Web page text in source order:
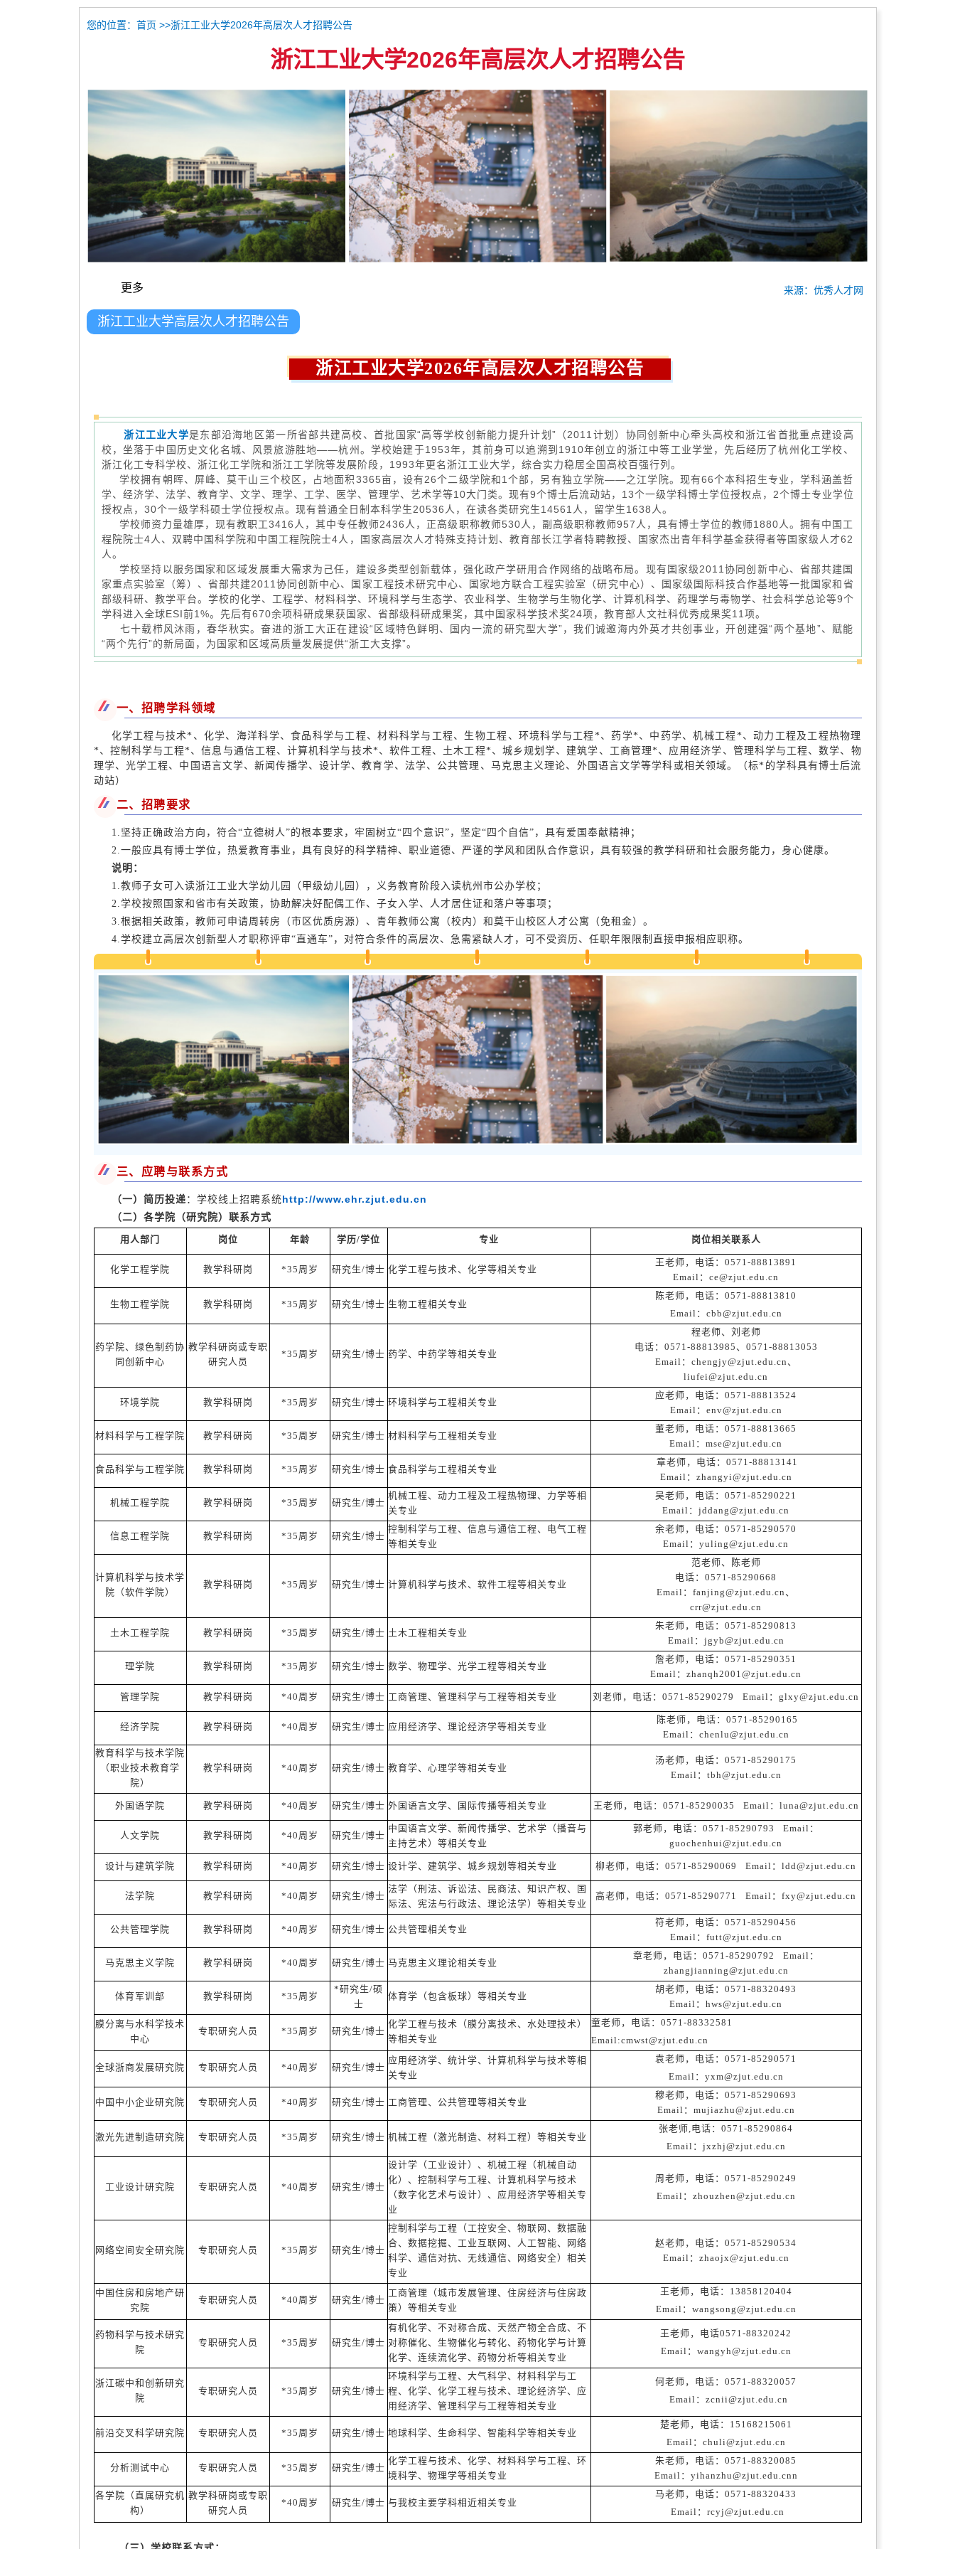
您的位置： 首页 >>浙江工业大学2026年高层次人才招聘公告
浙江工业大学2026年高层次人才招聘公告
更多 来源：优秀人才网
浙江工业大学高层次人才招聘公告
浙江工业大学2026年高层次人才招聘公告
浙江工业大学是东部沿海地区第一所省部共建高校、首批国家“高等学校创新能力提升计划”（2011计划）协同创新中心牵头高校和浙江省首批重点建设高
校，坐落于中国历史文化名城、风景旅游胜地——杭州。学校始建于1953年，其前身可以追溯到1910年创立的浙江中等工业学堂，先后经历了杭州化工学校、
浙江化工专科学校、浙江化工学院和浙江工学院等发展阶段，1993年更名浙江工业大学，综合实力稳居全国高校百强行列。
学校拥有朝晖、屏峰、莫干山三个校区，占地面积3365亩，设有26个二级学院和1个部，另有独立学院——之江学院。现有66个本科招生专业，学科涵盖哲
学、经济学、法学、教育学、文学、理学、工学、医学、管理学、艺术学等10大门类。现有9个博士后流动站，13个一级学科博士学位授权点，2个博士专业学位
授权点，30个一级学科硕士学位授权点。现有普通全日制本科学生20536人，在读各类研究生14561人，留学生1638人。
学校师资力量雄厚，现有教职工3416人，其中专任教师2436人，正高级职称教师530人，副高级职称教师957人，具有博士学位的教师1880人。拥有中国工
程院院士4人、双聘中国科学院和中国工程院院士4人，国家高层次人才特殊支持计划、教育部长江学者特聘教授、国家杰出青年科学基金获得者等国家级人才62
人。
学校坚持以服务国家和区域发展重大需求为己任，建设多类型创新载体，强化政产学研用合作网络的战略布局。现有国家级2011协同创新中心、省部共建国
家重点实验室（筹）、省部共建2011协同创新中心、国家工程技术研究中心、国家地方联合工程实验室（研究中心）、国家级国际科技合作基地等一批国家和省
部级科研、教学平台。学校的化学、工程学、材料科学、环境科学与生态学、农业科学、生物学与生物化学、计算机科学、药理学与毒物学、社会科学总论等9个
学科进入全球ESI前1%。先后有670余项科研成果获国家、省部级科研成果奖，其中国家科学技术奖24项，教育部人文社科优秀成果奖11项。
七十载栉风沐雨，春华秋实。奋进的浙工大正在建设“区域特色鲜明、国内一流的研究型大学”，我们诚邀海内外英才共创事业，开创建强“两个基地”、赋能
“两个先行”的新局面，为国家和区域高质量发展提供“浙工大支撑”。
一、招聘学科领域
化学工程与技术*、化学、海洋科学、食品科学与工程、材料科学与工程、生物工程、环境科学与工程*、药学*、中药学、机械工程*、动力工程及工程热物理
*、控制科学与工程*、信息与通信工程、计算机科学与技术*、软件工程、土木工程*、城乡规划学、建筑学、工商管理*、应用经济学、管理科学与工程、数学、物
理学、光学工程、中国语言文学、新闻传播学、设计学、教育学、法学、公共管理、马克思主义理论、外国语言文学等学科或相关领域。（标*的学科具有博士后流
动站）
二、招聘要求
1.坚持正确政治方向，符合“立德树人”的根本要求，牢固树立“四个意识”，坚定“四个自信”，具有爱国奉献精神；
2.一般应具有博士学位，热爱教育事业，具有良好的科学精神、职业道德、严谨的学风和团队合作意识，具有较强的教学科研和社会服务能力，身心健康。
说明：
1.教师子女可入读浙江工业大学幼儿园（甲级幼儿园），义务教育阶段入读杭州市公办学校；
2.学校按照国家和省市有关政策，协助解决好配偶工作、子女入学、人才居住证和落户等事项；
3.根据相关政策，教师可申请周转房（市区优质房源）、青年教师公寓（校内）和莫干山校区人才公寓（免租金）。
4.学校建立高层次创新型人才职称评审“直通车”，对符合条件的高层次、急需紧缺人才，可不受资历、任职年限限制直接申报相应职称。
三、应聘与联系方式
（一）简历投递 ：学校线上招聘系统http://www.ehr.zjut.edu.cn
（二）各学院（研究院）联系方式
用人部门 岗位 年龄 学历/学位 专业 岗位相关联系人
化学工程学院 教学科研岗 *35周岁 研究生/博士 化学工程与技术、化学等相关专业
王老师，电话：0571-88813891
Email：ce@zjut.edu.cn
生物工程学院 教学科研岗 *35周岁 研究生/博士 生物工程相关专业
陈老师，电话：0571-88813810
Email：cbb@zjut.edu.cn
药学院、绿色制药协
同创新中心
教学科研岗或专职
研究人员
*35周岁 研究生/博士 药学、中药学等相关专业
程老师、刘老师
电话：0571-88813985、0571-88813053
Email：chengjy@zjut.edu.cn、
liufei@zjut.edu.cn
环境学院 教学科研岗 *35周岁 研究生/博士 环境科学与工程相关专业
应老师，电话：0571-88813524
Email：env@zjut.edu.cn
材料科学与工程学院 教学科研岗 *35周岁 研究生/博士 材料科学与工程相关专业
董老师，电话：0571-88813665
Email：mse@zjut.edu.cn
食品科学与工程学院 教学科研岗 *35周岁 研究生/博士 食品科学与工程相关专业
章老师，电话：0571-88813141
Email：zhangyi@zjut.edu.cn
机械工程学院 教学科研岗 *35周岁 研究生/博士
机械工程、动力工程及工程热物理、力学等相
关专业
吴老师，电话：0571-85290221
Email：jddang@zjut.edu.cn
信息工程学院 教学科研岗 *35周岁 研究生/博士
控制科学与工程、信息与通信工程、电气工程
等相关专业
余老师，电话：0571-85290570
Email：yuling@zjut.edu.cn
计算机科学与技术学
院（软件学院）
教学科研岗 *35周岁 研究生/博士 计算机科学与技术、软件工程等相关专业
范老师、陈老师
电话：0571-85290668
Email：fanjing@zjut.edu.cn、
crr@zjut.edu.cn
土木工程学院 教学科研岗 *35周岁 研究生/博士 土木工程相关专业
朱老师，电话：0571-85290813
Email：jgyb@zjut.edu.cn
理学院 教学科研岗 *35周岁 研究生/博士 数学、物理学、光学工程等相关专业
詹老师，电话：0571-85290351
Email：zhanqh2001@zjut.edu.cn
管理学院 教学科研岗 *40周岁 研究生/博士 工商管理、管理科学与工程等相关专业 刘老师，电话：0571-85290279 Email：glxy@zjut.edu.cn
经济学院 教学科研岗 *40周岁 研究生/博士 应用经济学、理论经济学等相关专业
陈老师，电话：0571-85290165
Email：chenlu@zjut.edu.cn
教育科学与技术学院
（职业技术教育学
院）
教学科研岗 *40周岁 研究生/博士 教育学、心理学等相关专业
汤老师，电话：0571-85290175
Email：tbh@zjut.edu.cn
外国语学院 教学科研岗 *40周岁 研究生/博士 外国语言文学、国际传播等相关专业 王老师，电话：0571-85290035 Email：luna@zjut.edu.cn
人文学院 教学科研岗 *40周岁 研究生/博士
中国语言文学、新闻传播学、艺术学（播音与
主持艺术）等相关专业
郭老师，电话：0571-85290793 Email：
guochenhui@zjut.edu.cn
设计与建筑学院 教学科研岗 *40周岁 研究生/博士 设计学、建筑学、城乡规划等相关专业 柳老师，电话：0571-85290069 Email：ldd@zjut.edu.cn
法学院 教学科研岗 *40周岁 研究生/博士
法学（刑法、诉讼法、民商法、知识产权、国
际法、宪法与行政法、理论法学）等相关专业
高老师，电话：0571-85290771 Email：fxy@zjut.edu.cn
公共管理学院 教学科研岗 *40周岁 研究生/博士 公共管理相关专业
符老师，电话：0571-85290456
Email：futt@zjut.edu.cn
马克思主义学院 教学科研岗 *40周岁 研究生/博士 马克思主义理论相关专业
章老师，电话：0571-85290792 Email：
zhangjianning@zjut.edu.cn
体育军训部 教学科研岗 *35周岁
*研究生/硕
士
体育学（包含板球）等相关专业
胡老师，电话：0571-88320493
Email：hws@zjut.edu.cn
膜分离与水科学技术
中心
专职研究人员 *35周岁 研究生/博士
化学工程与技术（膜分离技术、水处理技术）
等相关专业
童老师，电话：0571-88332581
Email:cmwst@zjut.edu.cn
全球浙商发展研究院 专职研究人员 *40周岁 研究生/博士
应用经济学、统计学、计算机科学与技术等相
关专业
袁老师，电话：0571-85290571
Email：yxm@zjut.edu.cn
中国中小企业研究院 专职研究人员 *40周岁 研究生/博士 工商管理、公共管理等相关专业
穆老师，电话：0571-85290693
Email：mujiazhu@zjut.edu.cn
激光先进制造研究院 专职研究人员 *35周岁 研究生/博士 机械工程（激光制造、材料工程）等相关专业
张老师,电话：0571-85290864
Email：jxzhj@zjut.edu.cn
工业设计研究院 专职研究人员 *40周岁 研究生/博士
设计学（工业设计）、机械工程（机械自动
化）、控制科学与工程、计算机科学与技术
（数字化艺术与设计）、应用经济学等相关专
业
周老师，电话：0571-85290249
Email：zhouzhen@zjut.edu.cn
网络空间安全研究院 专职研究人员 *35周岁 研究生/博士
控制科学与工程（工控安全、物联网、数据融
合、数据挖掘、工业互联网、人工智能、网络
科学、通信对抗、无线通信、网络安全）相关
专业
赵老师，电话：0571-85290534
Email：zhaojx@zjut.edu.cn
中国住房和房地产研
究院
专职研究人员 *40周岁 研究生/博士
工商管理（城市发展管理、住房经济与住房政
策）等相关专业
王老师，电话：13858120404
Email：wangsong@zjut.edu.cn
药物科学与技术研究
院
专职研究人员 *35周岁 研究生/博士
有机化学、不对称合成、天然产物全合成、不
对称催化、生物催化与转化、药物化学与计算
化学、连续流化学、药物分析等相关专业
王老师，电话0571-88320242
Email：wangyh@zjut.edu.cn
浙江碳中和创新研究
院
专职研究人员 *35周岁 研究生/博士
环境科学与工程、大气科学、材料科学与工
程、化学、化学工程与技术、理论经济学、应
用经济学、管理科学与工程等相关专业
何老师，电话：0571-88320057
Email：zcnii@zjut.edu.cn
前沿交叉科学研究院 专职研究人员 *35周岁 研究生/博士 地球科学、生命科学、智能科学等相关专业
楚老师，电话：15168215061
Email：chuli@zjut.edu.cn
分析测试中心 专职研究人员 *35周岁 研究生/博士
化学工程与技术、化学、材料科学与工程、环
境科学、物理学等相关专业
朱老师，电话：0571-88320085
Email：yihanzhu@zjut.edu.cnn
各学院（直属研究机
构）
教学科研岗或专职
研究人员
*40周岁 研究生/博士 与我校主要学科相近相关专业
马老师，电话：0571-88320433
Email：rcyj@zjut.edu.cn